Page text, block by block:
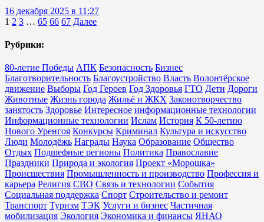
16 декабря 2025 в 11:27
1 2 3 … 65 66 67 Далее
Рубрики:
80-летие Победы АПК Безопасность Бизнес
Благотворительность Благоустройство Власть Волонтёрское
движение Выборы Год Героев Год Здоровья ГТО Дети Дороги
Животные Жизнь города Жильё и ЖКХ Законотворчество
занятость Здоровье Интересное информационные технологии
Информационные технологии Ислам История К 50-летию
Нового Уренгоя Конкурсы Криминал Культура и искусство
Люди Молодёжь Награды Наука Образование Общество
Отдых Подшефные регионы Политика Православие
Праздники Природа и экология Проект «Морошка»
Происшествия Промышленность и производство Профессия и
карьера Религия СВО Связь и технологии События
Социальная поддержка Спорт Строительство и ремонт
Транспорт Туризм ТЭК Услуги и бизнес Частичная
мобилизация Экология Экономика и финансы ЯНАО